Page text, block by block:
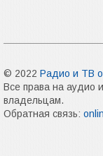
© 2022 Радио и ТВ
Все права на аудио
владельцам.
Обратная связь: